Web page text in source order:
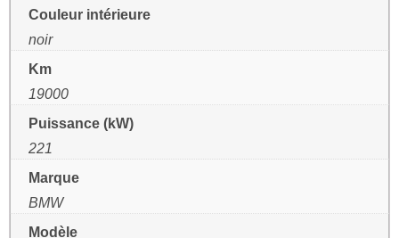
Couleur intérieure
noir
Km
19000
Puissance (kW)
221
Marque
BMW
Modèle